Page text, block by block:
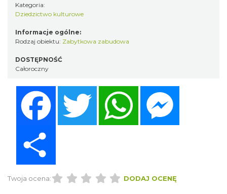
Kategoria:
Dziedzictwo kulturowe
Informacje ogólne:
Rodzaj obiektu: Zabytkowa zabudowa
DOSTĘPNOŚĆ
Całoroczny
Twitter
Twoja ocena: DODAJ OCENĘ